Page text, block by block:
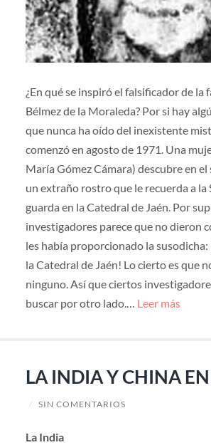
¿En qué se inspiró el falsificador de la
Bélmez de la Moraleda? Por si hay
que nunca ha oído del inexistente
comenzó en agosto de 1971. Una
María Gómez Cámara) descubre en el
un extraño rostro que le recuerda a la
guarda en la Catedral de Jaén. Por
investigadores parece que no dieron
les había proporcionado la susodicha:
la Catedral de Jaén! Lo cierto es que
ninguno. Así que ciertos
buscar por otro lado.… Leer más
LA INDIA Y CHINA
/ SIN COMENTARIOS
La India